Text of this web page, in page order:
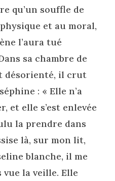
qu’un souffle de
et au moral,
l’aura tué
sa chambre de
désorienté, il crut
: « Elle n’a
et elle s’est enlevée
la prendre dans
là, sur mon lit,
blanche, il me
vue la veille. Elle